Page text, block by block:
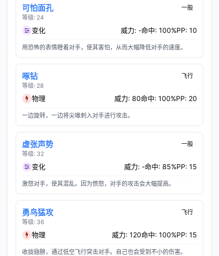
可怕面孔
等级: 24
一般
变化 威力: -命中: 100%PP: 10
用恐怖的表情瞪着对手，使其害怕，从而大幅降低对手的速度。
啄钻
等级: 28
飞行
物理 威力: 80命中: 100%PP: 20
一边旋转，一边将尖喙刺入对手进行攻击。
虚张声势
等级: 32
一般
变化 威力: -命中: 85%PP: 15
激怒对手，使其混乱。因为愤怒，对手的攻击会大幅提高。
勇鸟猛攻
等级: 36
飞行
物理 威力: 120命中: 100%PP: 15
收拢翅膀，通过低空飞行突击对手。自己也会受到不小的伤害。